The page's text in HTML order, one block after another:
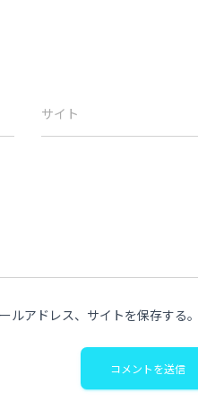
サイト
アドレス、サイトを保存する。